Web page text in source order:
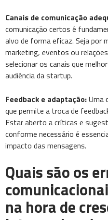
Canais de comunicação
comunicação certos é
alvo de forma eficaz. Seja por
marketing, eventos ou
selecionar os canais que
audiência da startup.
Feedback e adaptação:Uma
que permite a troca de
Estar aberto a críticas e
conforme necessário é
impacto das mensagens.
Quais são os
na hora de